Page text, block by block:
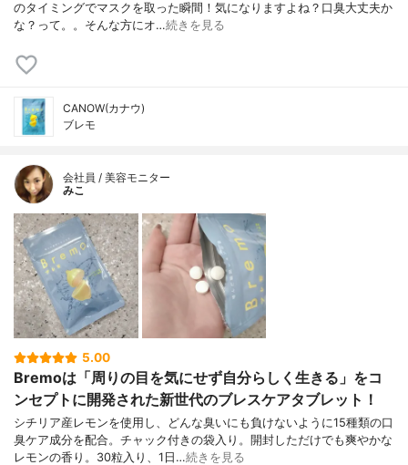
のタイミングでマスクを取った瞬間！気になりますよね？口臭大丈夫か
な？って。。そんな方にオ…続きを見る
CANOW(カナウ)
ブレモ
会社員 / 美容モニター
みこ
5.00
Bremoは「周りの目を気にせず自分らしく生きる」をコ
ンセプトに開発された新世代のブレスケアタブレット！
シチリア産レモンを使用し、どんな臭いにも負けないように15種類の口
臭ケア成分を配合。チャック付きの袋入り。開封しただけでも爽やかな
レモンの香り。30粒入り、1日…続きを見る